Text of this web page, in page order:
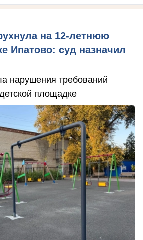
на 12-летнюю
Ипатово: суд назначил
нарушения требований
площадке